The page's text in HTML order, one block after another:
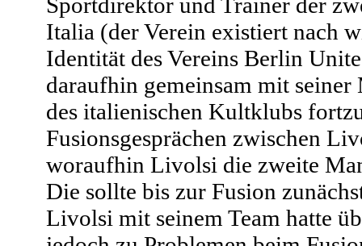
Italia (der Verein existiert nach
Identität des Vereins Berlin
daraufhin gemeinsam mit
des italienischen Kultklubs
Fusionsgesprächen zwischen
woraufhin Livolsi die zweite
Die sollte bis zur Fusion
Livolsi mit seinem Team hatte